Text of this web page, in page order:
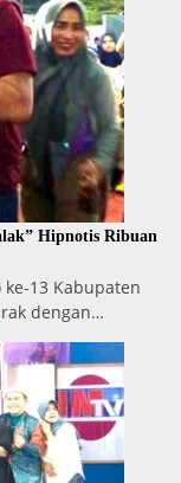
Hipnotis Ribuan
13 Kabupaten
dengan…